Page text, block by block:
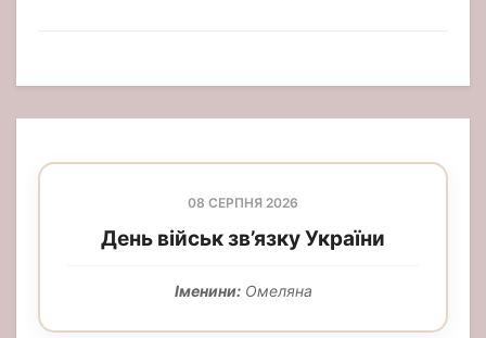
08 СЕРПНЯ 2026
День військ зв’язку України
Іменини:Омеляна